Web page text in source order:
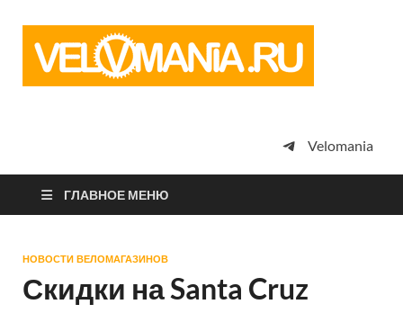
просто
Velomania
ГЛАВНОЕ МЕНЮ
НОВОСТИ ВЕЛОМАГАЗИНОВ
Скидки на Santa Cruz